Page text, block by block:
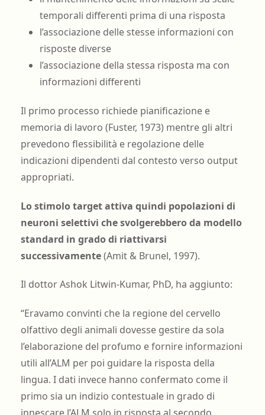
temporali differenti prima di una risposta
l’associazione delle stesse informazioni con
risposte diverse
l’associazione della stessa risposta ma con
informazioni differenti
Il primo processo richiede pianificazione e
memoria di lavoro (Fuster, 1973) mentre gli altri
prevedono flessibilità e regolazione delle
indicazioni dipendenti dal contesto verso output
appropriati.
Lo stimolo target attiva quindi popolazioni di
neuroni selettivi che svolgerebbero da modello
standard in grado di riattivarsi
successivamente(Amit & Brunel, 1997).
Il dottor Ashok Litwin-Kumar, PhD, ha aggiunto:
“Eravamo convinti che la regione del cervello
olfattivo degli animali dovesse gestire da sola
l’elaborazione del profumo e fornire informazioni
utili all’ALM per poi guidare la risposta della
lingua. I dati invece hanno confermato come il
primo sia un indizio contestuale in grado di